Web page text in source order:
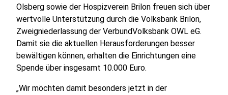
Olsberg sowie der Hospizverein Brilon freuen sich über
wertvolle Unterstützung durch die Volksbank Brilon,
Zweigniederlassung der VerbundVolksbank OWL eG.
Damit sie die aktuellen Herausforderungen besser
bewältigen können, erhalten die Einrichtungen eine
Spende über insgesamt 10.000 Euro.
„Wir möchten damit besonders jetzt in der